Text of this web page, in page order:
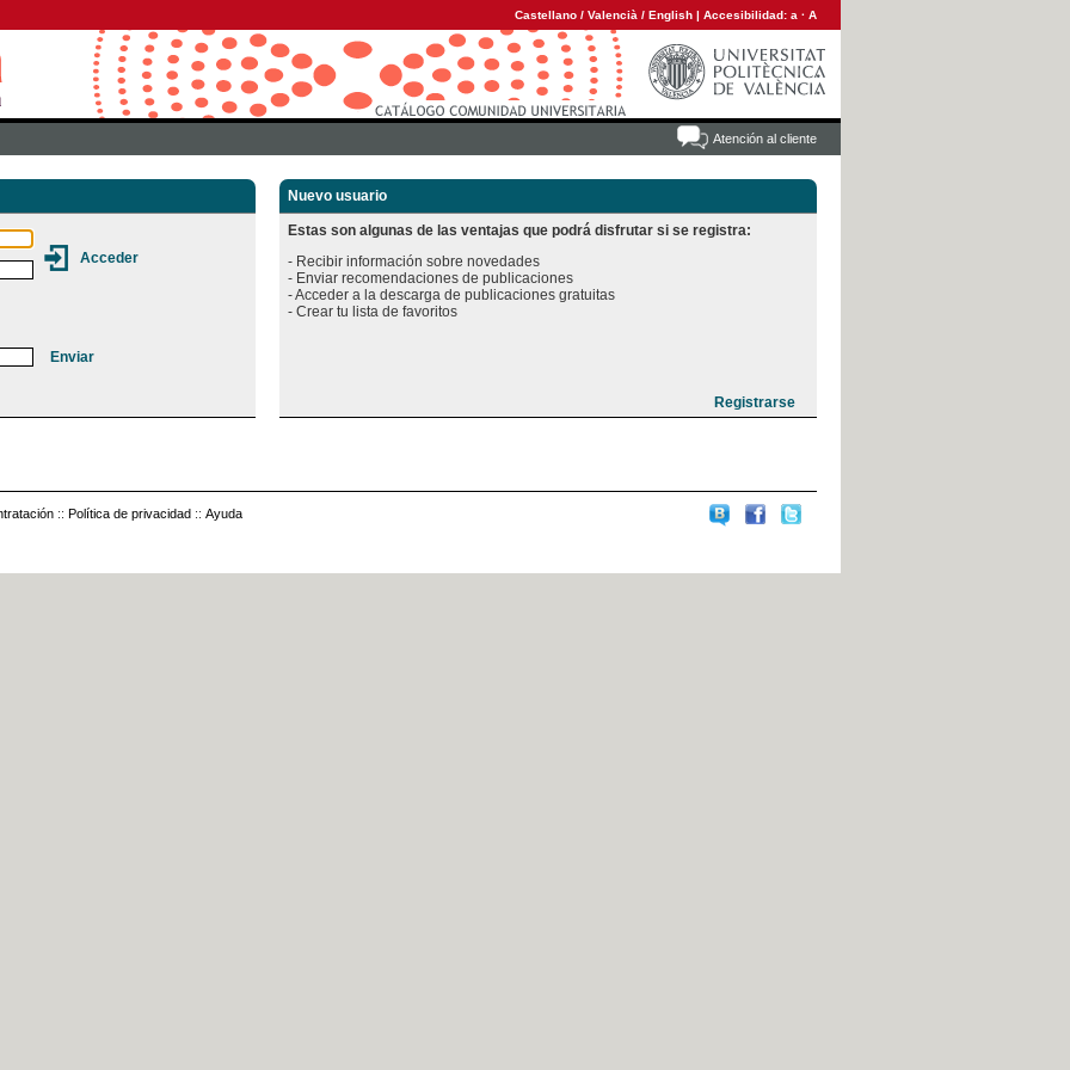
Castellano / Valencià / English | Accesibilidad: a · A
Atención al cliente
Nuevo usuario
Estas son algunas de las ventajas que podrá disfrutar si se registra:
- Recibir información sobre novedades
- Enviar recomendaciones de publicaciones
- Acceder a la descarga de publicaciones gratuitas
:: Política de privacidad :: Ayuda